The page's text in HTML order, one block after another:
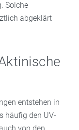
Solche
abgeklärt
entstehen in
häufig den UV-